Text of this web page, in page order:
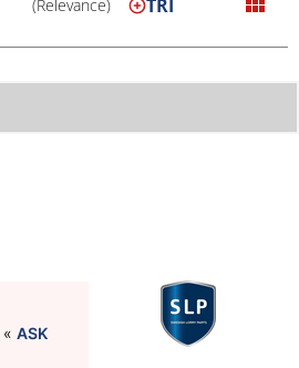
(Relevance) TRI
«ASK